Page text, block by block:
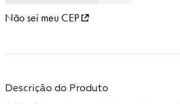
Não sei meu CEP
Descrição do Produto